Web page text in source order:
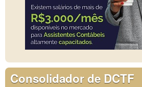
Consolidador de DCTF